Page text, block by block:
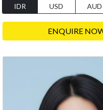
IDR USD AUD
ENQUIRE